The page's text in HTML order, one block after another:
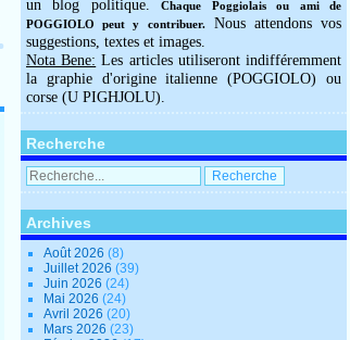
un blog politique.Chaque Poggiolais ou ami de
POGGIOLO peut y contribuer.Nous attendons vos
suggestions, textes et images.
Nota Bene: Les articles utiliseront indifféremment
la graphie d'origine italienne (POGGIOLO) ou
corse (U PIGHJOLU).
Recherche
Archives
Août 2026 (8)
Juillet 2026 (39)
Juin 2026 (24)
Mai 2026 (24)
Avril 2026 (20)
Mars 2026 (23)